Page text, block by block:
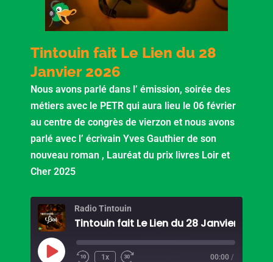
Tintouin fait Le Lien du 28
Janvier 2026
Nous avons parlé dans l’ émission, soirée des
métiers avec le PETR qui aura lieu le 06 février
au centre de congrès de vierzon et nous avons
parlé avec l’ écrivain Yves Gauthier de son
nouveau roman , Lauréat du prix livres Loir et
Cher 2025
Radio Tintouin
Tintouin fait Le Lien du 28 Janvier 2026
Play
Episode
1x 00:00 /